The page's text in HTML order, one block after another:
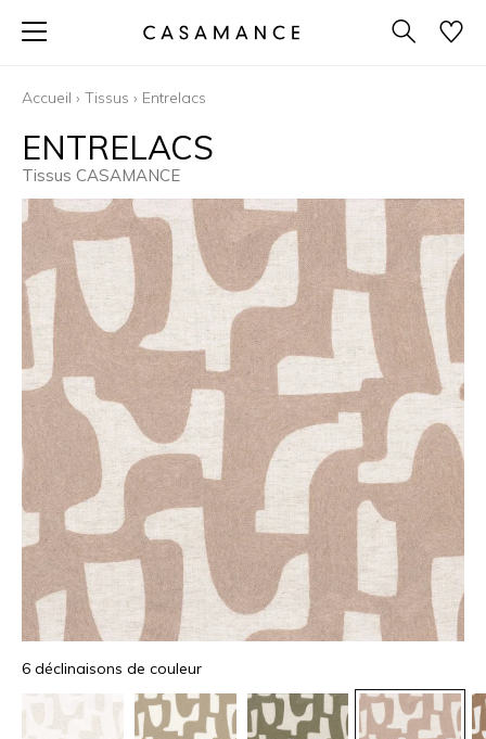
Accueil › Tissus › Entrelacs
ENTRELACS
Tissus CASAMANCE
6 déclinaisons de couleur